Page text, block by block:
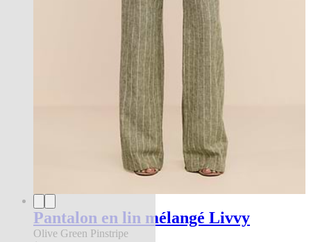
Pantalon en lin mélangé Livvy
Olive Green Pinstripe